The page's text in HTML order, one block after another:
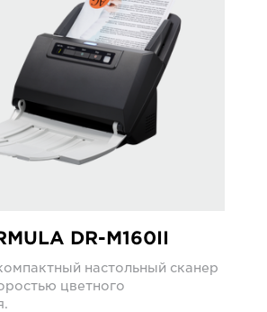
DR-M160II
настольный сканер
цветного